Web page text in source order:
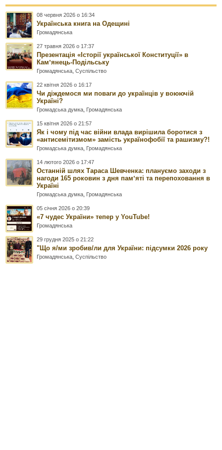
08 червня 2026 о 16:34
Українська книга на Одещині
Громадянська
27 травня 2026 о 17:37
Презентація «Історії української Конституції» в
Камʼянець-Подільську
Громадянська ,Суспільство
22 квітня 2026 о 16:17
Чи діждемося ми поваги до українців у воюючій
Україні?
Громадська думка Громадянська
15 квітня 2026 о 21:57
Як і чому під час війни влада вирішила боротися з
«антисемітизмом» замість українофобії та рашизму?!
Громадська думка Громадянська
14 лютого 2026 о 17:47
Останній шлях Тараса Шевченка: плануємо заходи з
нагоди 165 роковин з дня памʼяті та перепоховання в
Україні
Громадська думка Громадянська
05 січня 2026 о 20:39
«7 чудес України» тепер у YouTube!
Громадянська
29 грудня 2025 о 21:22
"Що я/ми зробив/ли для України: підсумки 2026 року
Громадянська ,Суспільство